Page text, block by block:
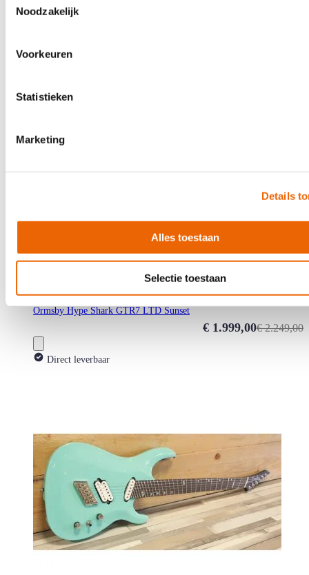
Noodzakelijk
Voorkeuren
Statistieken
Marketing
Details
Alles toestaan
Selectie toestaan
-11%
Ormsby Hype Shark GTR7 LTD Sunset
€ 2.249,00
Special Price
€ 1.999,00
Direct leverbaar